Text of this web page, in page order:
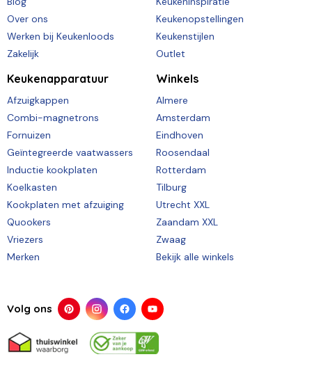
Over ons
Werken bij Keukenloods
Zakelijk
Keukenopstellingen
Keukenstijlen
Outlet
Keukenapparatuur
Afzuigkappen
Combi-magnetrons
Fornuizen
Geïntegreerde vaatwassers
Inductie kookplaten
Koelkasten
Kookplaten met afzuiging
Quookers
Vriezers
Merken
Winkels
Almere
Amsterdam
Eindhoven
Roosendaal
Rotterdam
Tilburg
Utrecht XXL
Zaandam XXL
Zwaag
Bekijk alle winkels
Volg ons